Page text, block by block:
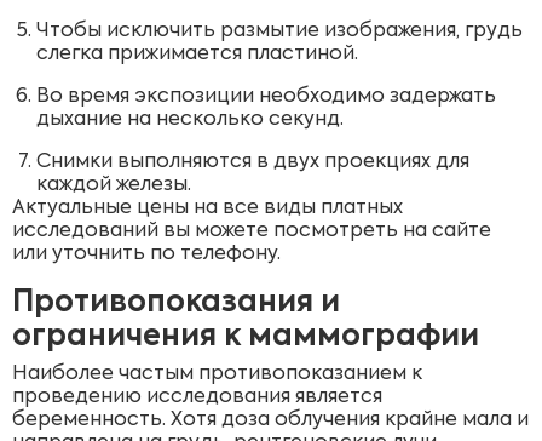
Чтобы исключить размытие изображения, грудь
слегка прижимается пластиной.
Во время экспозиции необходимо задержать
дыхание на несколько секунд.
Снимки выполняются в двух проекциях для
каждой железы.
Актуальные цены на все виды платных
исследований вы можете посмотреть на сайте
или уточнить по телефону.
Противопоказания и
ограничения к маммографии
Наиболее частым противопоказанием к
проведению исследования является
беременность. Хотя доза облучения крайне мала и